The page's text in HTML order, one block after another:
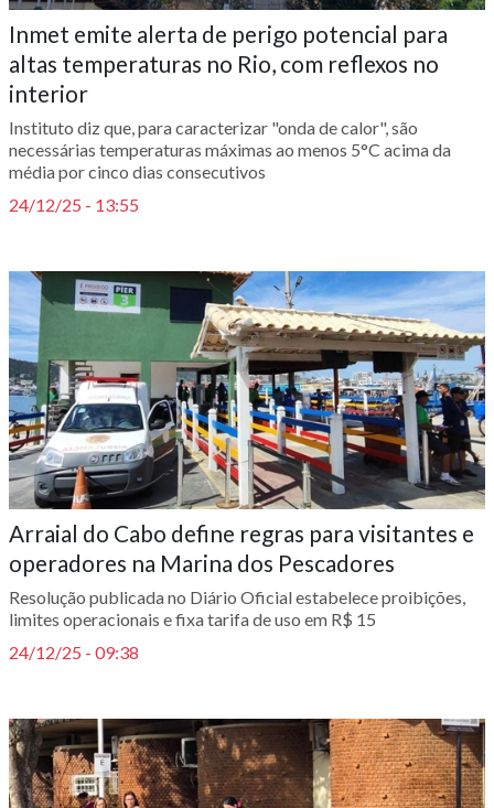
Inmet emite alerta de perigo potencial para
altas temperaturas no Rio, com reflexos no
interior
Instituto diz que, para caracterizar "onda de calor", são
necessárias temperaturas máximas ao menos 5°C acima da
média por cinco dias consecutivos
24/12/25 - 13:55
Arraial do Cabo define regras para visitantes e
operadores na Marina dos Pescadores
Resolução publicada no Diário Oficial estabelece proibições,
limites operacionais e fixa tarifa de uso em R$ 15
24/12/25 - 09:38